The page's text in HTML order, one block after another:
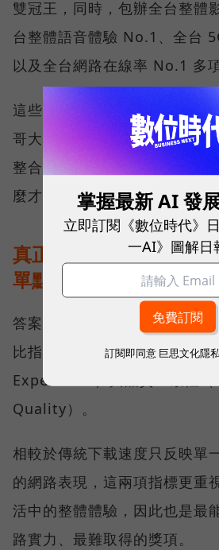
雙冠王，同時，包辦全台整體
台整體語音體驗 No.1、全台
以及全台網路在線率 No.1 多項
這些獎項反映的不只是網路順
哥大長期投入頻譜布局、基地
整合所累積的成果，也讓外界
麼才是真正的好網路？
真正的好網路，比的是
單點測速
答案，就藏在 Opensignal 最
比指標──可靠性體驗（
Experience）與品質一致性（
Quality）。
相較於傳統下載速度只反映單
的網路表現，這兩項指標更重
活中的整體體驗，因此也是最
路實力、最難取得的獎項。
掌握最新 AI 發
立即訂閱《數位時代》
一AI》圖解日
訂閱即同意 巨思文化隱